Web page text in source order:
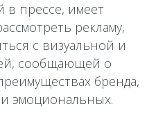
в прессе, имеет
рекламу,
с визуальной и
сообщающей о
бренда,
эмоциональных.